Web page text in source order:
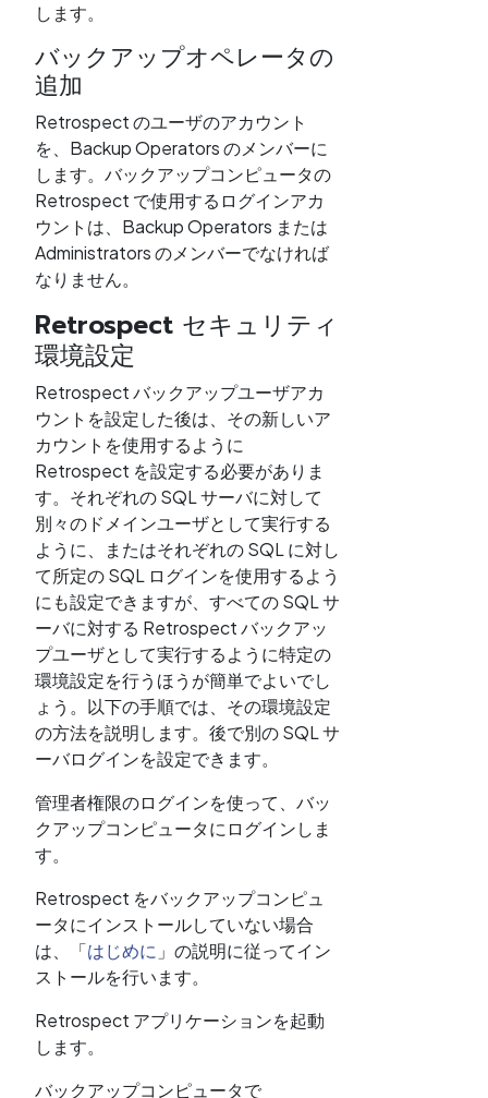
します。
バックアップオペレータの
追加
Retrospect のユーザのアカウント
を、Backup Operators のメンバーに
します。バックアップコンピュータの
Retrospect で使用するログインアカ
ウントは、Backup Operators または
Administrators のメンバーでなければ
なりません。
Retrospect セキュリティ
環境設定
Retrospect バックアップユーザアカ
ウントを設定した後は、その新しいア
カウントを使用するように
Retrospect を設定する必要がありま
す。それぞれの SQL サーバに対して
別々のドメインユーザとして実行する
ように、またはそれぞれの SQL に対し
て所定の SQL ログインを使用するよう
にも設定できますが、すべての SQL サ
ーバに対する Retrospect バックアッ
プユーザとして実行するように特定の
環境設定を行うほうが簡単でよいでし
ょう。以下の手順では、その環境設定
の方法を説明します。後で別の SQL サ
ーバログインを設定できます。
管理者権限のログインを使って、バッ
クアップコンピュータにログインしま
す。
Retrospect をバックアップコンピュ
ータにインストールしていない場合
は、「はじめに 」の説明に従ってイン
ストールを行います。
Retrospect アプリケーションを起動
します。
バックアップコンピュータで